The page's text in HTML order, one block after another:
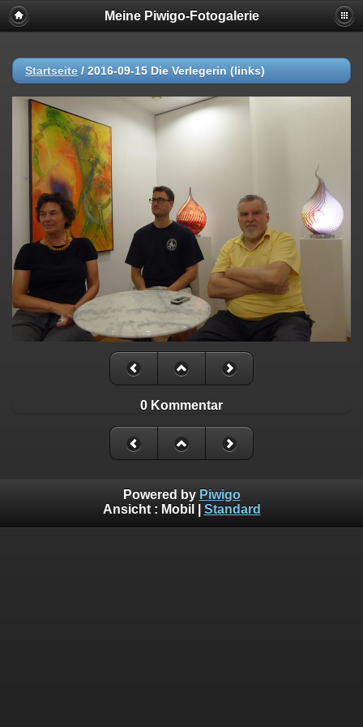
Meine Piwigo-Fotogalerie
Startseite / 2016-09-15 Die Verlegerin (links)
0 Kommentar
Powered by Piwigo
Ansicht : Mobil Standard